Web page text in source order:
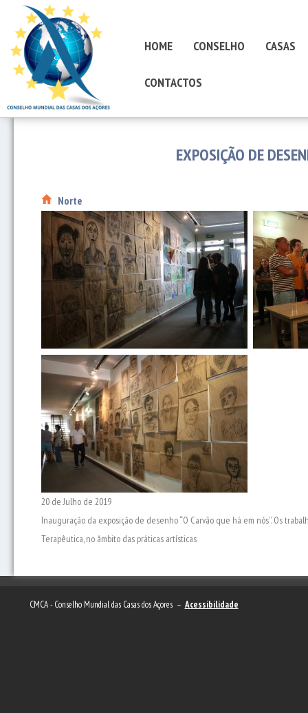
HOME CONSELHO CASAS
CONTACTOS
EXPOSIÇÃO DE
Norte
20 de Julho de 2019
Inauguração da exposição de desenho “O Carvão que há em nós”. Os
Terapêutica, no âmbito das práticas artísticas
CMCA - Conselho Mundial das Casas dos Açores – Acessibilidade